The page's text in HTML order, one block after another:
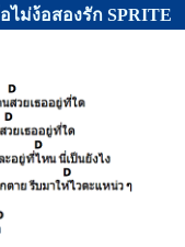
ไม่ง้อสองรัก SPRITE